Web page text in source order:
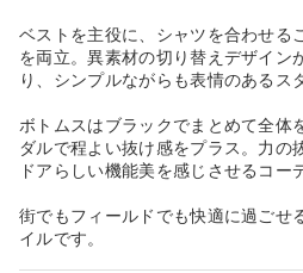
ベストを主役に、シャツを合わせる
を両立。異素材の切り替えデザイン
り、シンプルながらも表情のあるス
ボトムスはブラックでまとめて全体
ダルで程よい抜け感をプラス。力の
ドアらしい機能美を感じさせるコー
街でもフィールドでも快適に過ごせ
イルです。